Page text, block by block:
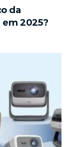
da
em 2025?